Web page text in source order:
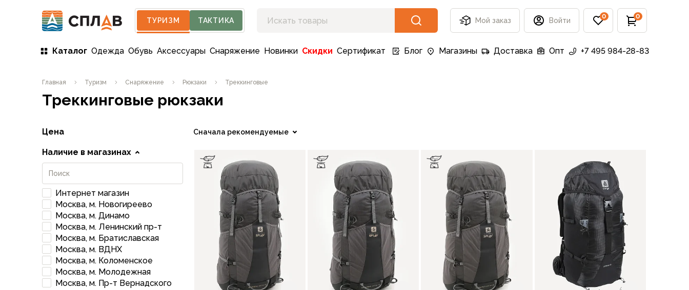
ТУРИЗМ ТАКТИКА Мой заказ Войти 0 0
Каталог
Мужская одежда
Куртки
Мембранные куртки
Флисовые куртки
Беговые и спортивные
Пончо и дождевики
Пуховые куртки
Куртки с синтетическим утеплителем
Жилеты
Брюки
Мембранные брюки
Брюки софтшелл и ветрозащита
Флисовые брюки
Беговые и спортивные
Шорты
Брюки с синтетическим утеплителем
Одежда Обувь Аксессуары Снаряжение Новинки Скидки Сертификат Блог Магазины Доставка Опт +7 495 984-28-83
Главная Туризм Снаряжение Рюкзаки Треккинговые
Треккинговые рюкзаки
Цена
Наличие в магазинах
Интернет магазин
Москва, м. Новогиреево
Москва, м. Динамо
Москва, м. Ленинский пр-т
Москва, м. Братиславская
Москва, м. ВДНХ
Москва, м. Коломенское
Москва, м. Молодежная
Москва, м. Пр-т Вернадского
Сначала рекомендуемые